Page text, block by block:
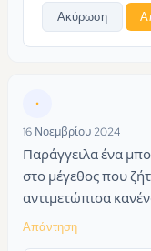
Ακύρωση
•
16 Νοεμβρίου 2024
Παράγγειλα ένα
στο μέγεθος που
αντιμετώπισα
Απάντηση